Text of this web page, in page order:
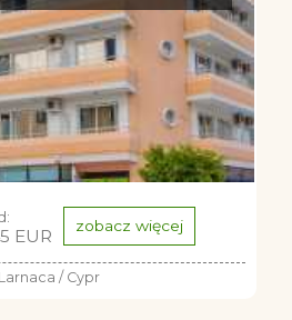
EUR zobacz więcej
Larnaca / Cypr